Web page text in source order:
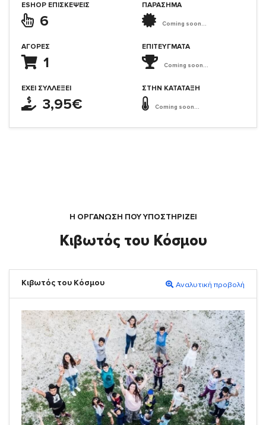
ESHOP ΕΠΙΣΚΈΨΕΙΣ
6
ΑΓΟΡΈΣ
1
ΈΧΕΙ ΣΥΛΛΈΞΕΙ
3,95€
ΠΑΡΑΣΗΜΑ
Coming soon...
ΕΠΙΤΕΎΓΜΑΤΑ
Coming soon...
ΣΤΗΝ ΚΑΤΆΤΑΞΗ
Coming soon...
Η ΟΡΓΆΝΩΣΗ ΠΟΥ ΥΠΟΣΤΗΡΙΖΕΙ
Κιβωτός του Κόσμου
Κιβωτός του Κόσμου Αναλυτική προβολή